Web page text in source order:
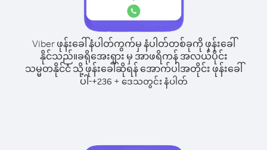
Viber ဖုန်းခေါ်နံပါတ်ကွက်မှ နံပါတ်တစ်ခုကို ဖုန်းခေါ်
နိုင်သည်။ခရိုအေးရှား မှ အာဖရိကန် အလယ်ပိုင်း
သမ္မတနိုင်ငံ သို့ ဖုန်းခေါ်ဆိုရန် အောက်ပါအတိုင်း ဖုန်းခေါ်
ပါ-+236 + ဒေသတွင်း နံပါတ်